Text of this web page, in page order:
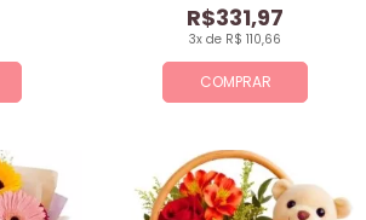
COMPRAR
3x de R$ 110,66
R$331,97